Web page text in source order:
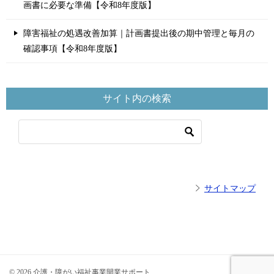
画書に必要な準備【令和8年度版】
障害福祉の処遇改善加算｜計画書提出後の期中管理と毎月の
確認事項【令和8年度版】
サイト内の検索
サイトマップ